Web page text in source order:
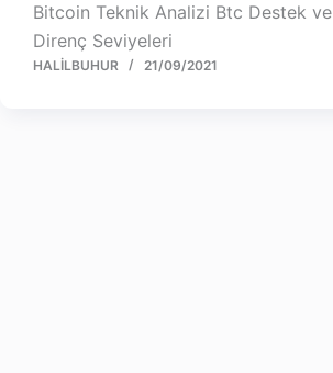
Bitcoin Teknik Analizi Btc Destek ve
Direnç Seviyeleri
HALILBUHUR 21/09/2021